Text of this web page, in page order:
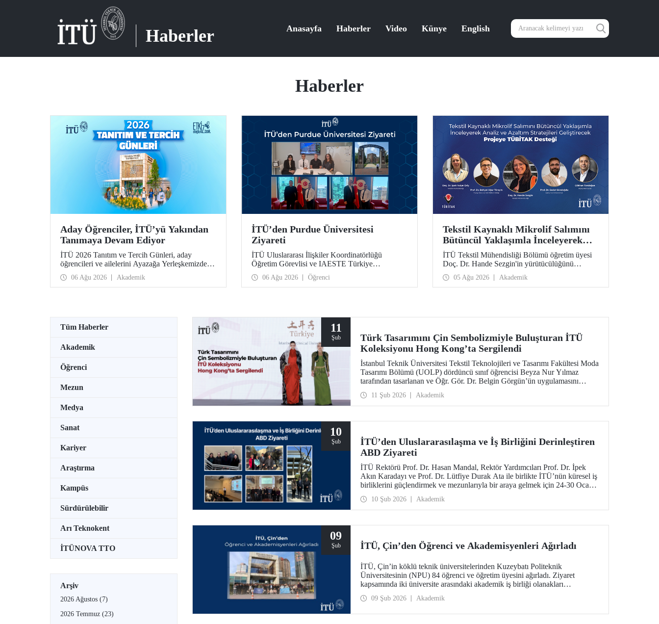
Haberler Anasayfa Haberler Video Künye English
Haberler
Aday Öğrenciler, İTÜ’yü Yakından
Tanımaya Devam Ediyor
İTÜ 2026 Tanıtım ve Tercih Günleri, aday
öğrencileri ve ailelerini Ayazağa Yerleşkemizde
ağırlamaya devam ediyor. Tanıtım ve Tercih
Günleri 7 Ağustos’ta tamamlanacak, ilgili fakülte
ve birimler adaylara bilgi vermeye devam edecek.
06 Ağu 2026 Akademik
İTÜ’den Purdue Üniversitesi
Ziyareti
İTÜ Uluslararası İlişkiler Koordinatörlüğü
Öğretim Görevlisi ve IAESTE Türkiye
Sorumlusu Cahit Okan, akademik ilişkileri ve iş
birliğini geliştirmek amacıyla 20-27 Temmuz
tarihlerinde ABD’de dünyanın önde gelen
06 Ağu 2026 Öğrenci
Tekstil Kaynaklı Mikrolif Salımını
Bütüncül Yaklaşımla İnceleyerek
Analiz ve Azaltım Stratejileri
Geliştirecek Projeye TÜBİTAK
Desteği
İTÜ Tekstil Mühendisliği Bölümü öğretim üyesi
Doç. Dr. Hande Sezgin'in yürütücülüğünü
üstlendiği “Sürdürülebilir Pamuk ve Polyester
Esaslı Tekstil Ürünlerinde Kullanım Koşullarına
Bağlı Mikrolif Salımı: Aşınma, UV Maruziyeti ve
proje, TÜBİTAK 2515 – COST Aksiyon Üyeleri
desteklenmeye hak kazandı.
05 Ağu 2026 Akademik
Tüm Haberler
Akademik
Öğrenci
Mezun
Medya
Sanat
Kariyer
Araştırma
Kampüs
Sürdürülebilir
Arı Teknokent
İTÜNOVA TTO
Arşiv
2026 Ağustos (7)
2026 Temmuz (23)
11
Şub
Türk Tasarımını Çin Sembolizmiyle Buluşturan İTÜ
Koleksiyonu Hong Kong’ta Sergilendi
İstanbul Teknik Üniversitesi Tekstil Teknolojileri ve Tasarımı Fakültesi Moda
Tasarımı Bölümü (UOLP) dördüncü sınıf öğrencisi Beyza Nur Yılmaz
tarafından tasarlanan ve Öğr. Gör. Dr. Belgin Görgün’ün uygulamasını
Fashion Gala 2025” kapsamında sergilenmeye hak kazandı. Koleksiyon,
The Hong Kong Polytechnic University (PolyU) ev sahipliğinde düzenlenen
11 Şub 2026 Akademik
10
Şub
İTÜ’den Uluslararasılaşma ve İş Birliğini Derinleştiren
ABD Ziyareti
İTÜ Rektörü Prof. Dr. Hasan Mandal, Rektör Yardımcıları Prof. Dr. İpek
Akın Karadayı ve Prof. Dr. Lütfiye Durak Ata ile birlikte İTÜ’nün küresel iş
birliklerini güçlendirmek ve mezunlarıyla bir araya gelmek için 24-30 Ocak
10 Şub 2026 Akademik
09
Şub İTÜ, Çin’den Öğrenci ve Akademisyenleri Ağırladı
İTÜ, Çin’in köklü teknik üniversitelerinden Kuzeybatı Politeknik
Üniversitesinin (NPU) 84 öğrenci ve öğretim üyesini ağırladı. Ziyaret
kapsamında iki üniversite arasındaki akademik iş birliği olanakları
09 Şub 2026 Akademik